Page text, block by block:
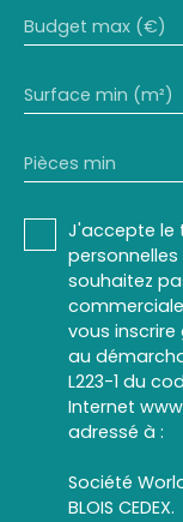
Budget max (€)
Surface min (m²)
Pièces min
J'accepte le
personnelles
souhaitez
vous
au
L223-1 du
Internet
adressé à :
Société
BLOIS CEDEX.